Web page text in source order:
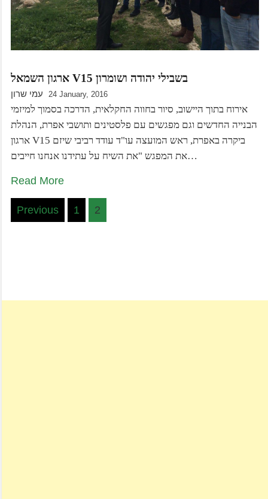
ארגון השמאל V15 בשבילי יהודה ושומרון
עמי שרון 24 January, 2016
אירוח בתוך היישוב, סיור בחווה החקלאית, הדרכה בסמוך למיזמי
הבנייה החדשים וגם מפגשים עם פלסטינים ותושבי אפרת, הנהלת
ארגון V15 ביקרה באפרת, ראש המועצה עו"ד עודד רביבי שיזם
את המפגש "את השיח על עתידנו אנחנו חייבים…
Read More
Posts
Previous 1 2